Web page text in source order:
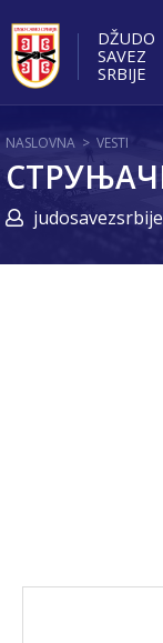
DŽUDO
SAVEZ
SRBIJE
NASLOVNA > VESTI
judosavezsrbije